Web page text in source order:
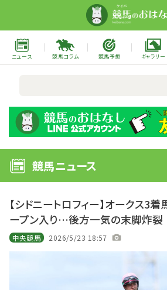
ニュース 競馬コラム 競馬予想 ギャラリー
競馬ニュース
【シドニートロフィー】オークス3
ープン入り…後方一気の末脚炸裂
中央競馬 2026/5/23 18:57